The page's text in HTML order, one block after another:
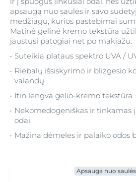
apsaugą nuo saulės ir savo
medžiagų, kurios pastebimai
Matinė gelinė kremo tekstūra
jaustųsi patogiai net po makiažu.
Suteikia plataus spektro UVA /
Riebalų išsiskyrimo ir blizgesio
valandų
Itin lengva gelio-kremo tekstūra
Nekomedogeniškas ir tinkamas
odai
Mažina dėmeles ir palaiko odos
Apsauga nuo saulės